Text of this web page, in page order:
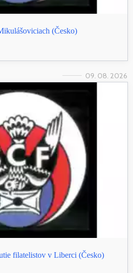
(Česko)
09. 08. 2026
filatelistov v Liberci (Česko)